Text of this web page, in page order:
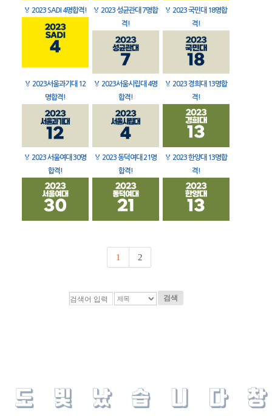
🏅 2023 SADI 4명합격! 🏅 2023 성균관대 7명합
격!
🏅 2023 국민대 18명합
격!
🏅 2023서울과기대 12
명합격!
🏅 2023서울시립대 4명
합격!
🏅 2023 경희대 13명합
격!
🏅 2023 서울여대 30명
합격!
🏅 2023 동덕여대 21명
합격!
🏅 2023 한양대 13명합
격!
1 2
검색